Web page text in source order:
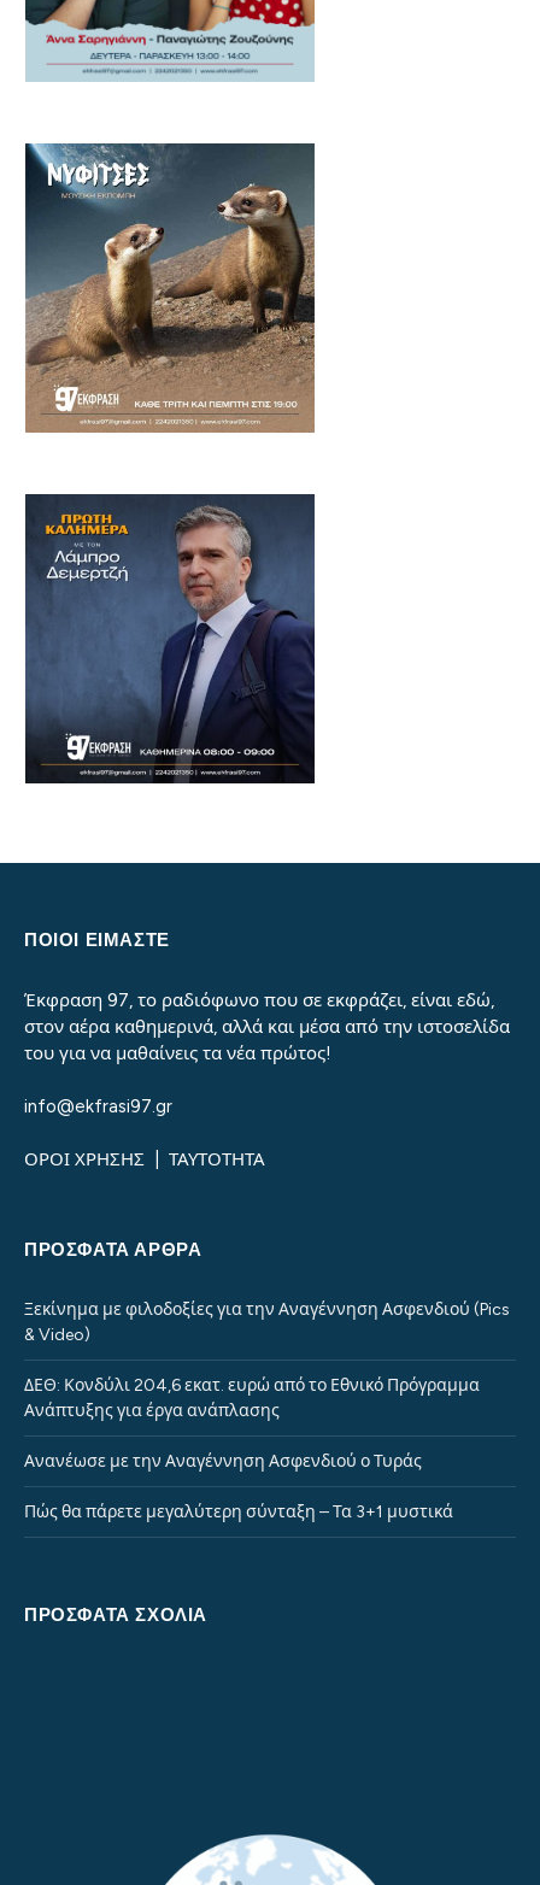
ΠΟΙΟΙ ΕΙΜΑΣΤΕ
Έκφραση 97, το ραδιόφωνο που σε εκφράζει, είναι εδώ,
στον αέρα καθημερινά, αλλά και μέσα από την ιστοσελίδα
του για να μαθαίνεις τα νέα πρώτος!
info@ekfrasi97.gr
ΟΡΟΙ ΧΡΗΣΗΣ ΤΑΥΤΟΤΗΤΑ
ΠΡΌΣΦΑΤΑ ΆΡΘΡΑ
Ξεκίνημα με φιλοδοξίες για την Αναγέννηση Ασφενδιού (Pics
& Video)
ΔΕΘ: Κονδύλι 204,6 εκατ. ευρώ από το Εθνικό Πρόγραμμα
Ανάπτυξης για έργα ανάπλασης
Ανανέωσε με την Αναγέννηση Ασφενδιού ο Τυράς
Πώς θα πάρετε μεγαλύτερη σύνταξη – Τα 3+1 μυστικά
ΠΡΌΣΦΑΤΑ ΣΧΌΛΙΑ